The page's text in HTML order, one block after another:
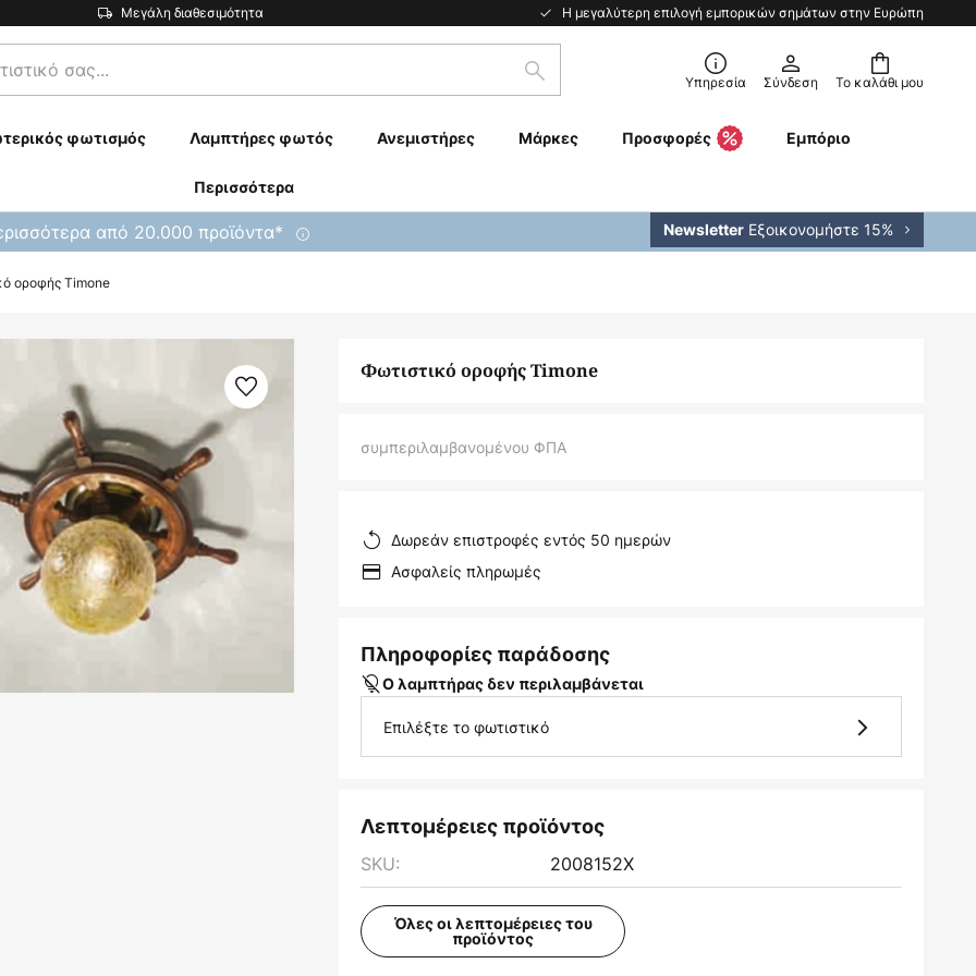
Μεγάλη διαθεσιμότητα Η μεγαλύτερη επιλογή εμπορικών σημάτων στην Ευρώπη
Το καλάθι μου
Αναζήτηση Υπηρεσία Σύνδεση
φωτισμός Λαμπτήρες φωτός Ανεμιστήρες Μάρκες Προσφορές Εμπόριο
Περισσότερα
από 20.000 προϊόντα* Newsletter Εξοικονομήστε 15%
οροφής Timone
Φωτιστικό οροφής Timone
συμπεριλαμβανομένου ΦΠΑ
Δωρεάν επιστροφές εντός 50 ημερών
Ασφαλείς πληρωμές
Πληροφορίες παράδοσης
Ο λαμπτήρας δεν περιλαμβάνεται
Επιλέξτε το φωτιστικό
Λεπτομέρειες προϊόντος
SKU: 2008152X
Όλες οι λεπτομέρειες του
προϊόντος